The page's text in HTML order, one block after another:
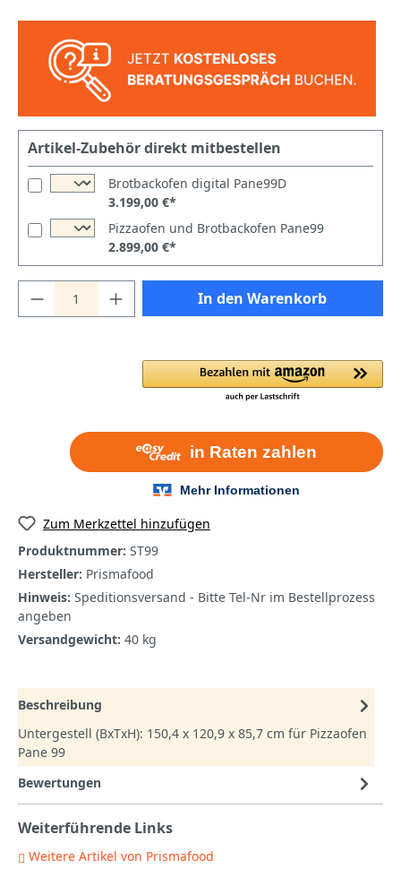
Artikel-Zubehör direkt mitbestellen
Brotbackofen digital Pane99D
3.199,00 €*
Pizzaofen und Brotbackofen Pane99
2.899,00 €*
In den Warenkorb
Zum Merkzettel hinzufügen
Produktnummer: ST99
Hersteller: Prismafood
Hinweis: Speditionsversand - Bitte Tel-Nr im Bestellprozess
angeben
Versandgewicht: 40 kg
Beschreibung
Untergestell (BxTxH): 150,4 x 120,9 x 85,7 cm für Pizzaofen
Pane 99
Bewertungen
Weiterführende Links
Weitere Artikel von Prismafood